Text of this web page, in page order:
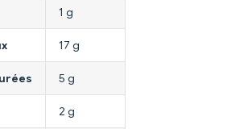
1 g
17 g
5 g
2 g